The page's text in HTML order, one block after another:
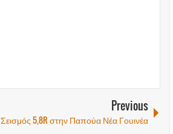
Previous
Σεισμός 5,8R στην Παπούα Νέα Γουινέα